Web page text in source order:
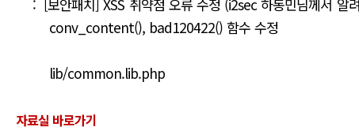
: [보안패치] XSS 취약점 오류 수정 (i2sec 하동민님께서 알
conv_content(), bad120422() 함수 수정
lib/common.lib.php
자료실 바로가기